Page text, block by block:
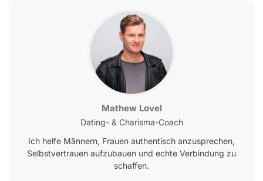
Mathew Lovel
Dating- & Charisma-Coach
Ich helfe Männern, Frauen authentisch anzusprechen,
Selbstvertrauen aufzubauen und echte Verbindung zu
schaffen.